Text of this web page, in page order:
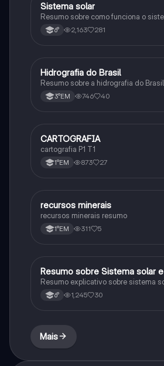
Geografia
Sistema solar
Resumo sobre como funciona o
6° 2,163 281
Geografia
Hidrografia do Brasil
Resumo sobre a hidrografia do
3°EM 746 40
Geografia
CARTOGRAFIA
cartografia P1 T1
1°EM 873 27
Geografia
recursos minerais
recursos minerais resumo
1°EM 311 5
Geografia
Resumo sobre Sistema solar
Resumo explicativo sobre sistema
6° 1,245 30
Mais